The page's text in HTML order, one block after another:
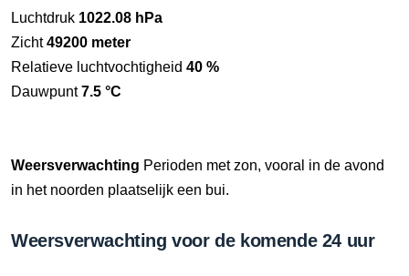
Luchtdruk 1022.08 hPa
Zicht49200 meter
Relatieve luchtvochtigheid 40 %
Dauwpunt7.5 °C
Weersverwachting Perioden met zon, vooral in de avond
in het noorden plaatselijk een bui.
Weersverwachting voor de komende 24 uur